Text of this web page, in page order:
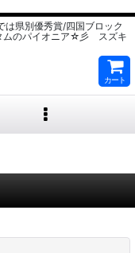
は県別優秀賞/四国ブロック
ムのパイオニア☆彡 スズキ
カート